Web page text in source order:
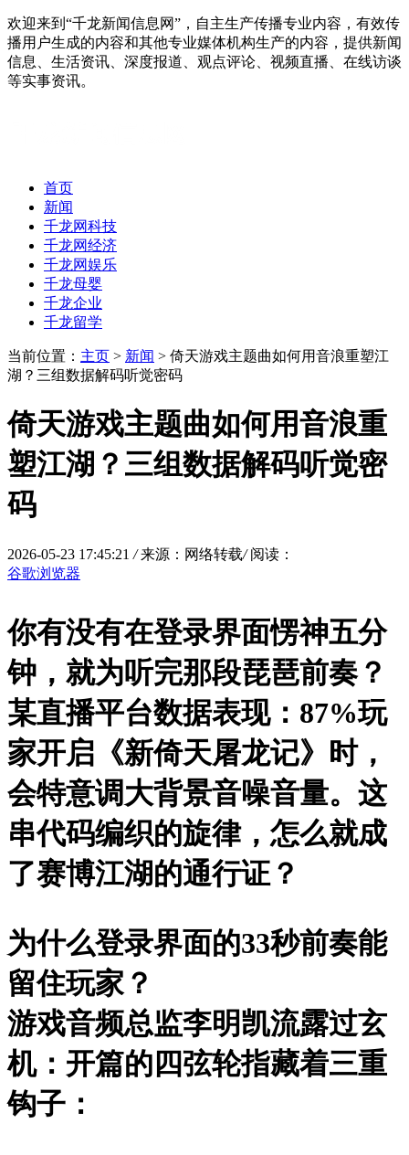
欢迎来到“千龙新闻信息网”，自主生产传播专业内容，有效传
播用户生成的内容和其他专业媒体机构生产的内容，提供新闻
信息、生活资讯、深度报道、观点评论、视频直播、在线访谈
等实事资讯。
首页
新闻
千龙网科技
千龙网经济
千龙网娱乐
千龙母婴
千龙企业
千龙留学
当前位置： 主页 > 新闻 > 倚天游戏主题曲如何用音浪重塑江
湖？三组数据解码听觉密码
倚天游戏主题曲如何用音浪重
塑江湖？三组数据解码听觉密
码
2026-05-23 17:45:21 / 来源：网络转载/ 阅读：
谷歌浏览器
你有没有在登录界面愣神五分
钟，就为听完那段琵琶前奏？
某直播平台数据表现：87%玩
家开启《新倚天屠龙记》时，
会特意调大背景音噪音量。这
串代码编织的旋律，怎么就成
了赛博江湖的通行证？
为什么登录界面的33秒前奏能
留住玩家？
游戏音频总监李明凯流露过玄
机：开篇的 四弦轮指藏着三重
钩子：